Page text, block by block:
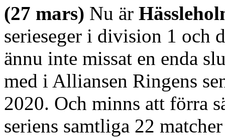
(27 mars) Nu är
serieseger i division 1 och
ännu inte missat en enda
med i Alliansen Ringens
2020. Och minns att förra
seriens samtliga 22